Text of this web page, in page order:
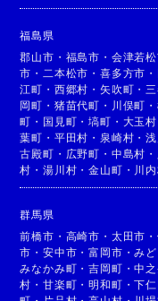
福島県
郡山市 ・ 福島市 ・ 会津若
市 ・ 二本松市 ・喜多方市 ・
江町 ・ 西郷村 ・矢吹町 ・
岡町 ・ 猪苗代町 ・ 川俣町 ・
町 ・ 国見町 ・塙町 ・ 大玉村
葉町 ・ 平田村 ・ 泉崎村 ・
古殿町 ・ 広野町 ・ 中島村 ・
村 ・湯川村 ・金山町 ・ 川
群馬県
前橋市 ・ 高崎市 ・ 太田市 ・
市 ・安中市 ・富岡市 ・み
みなかみ町 ・吉岡町 ・中
村 ・甘楽町 ・明和町 ・下